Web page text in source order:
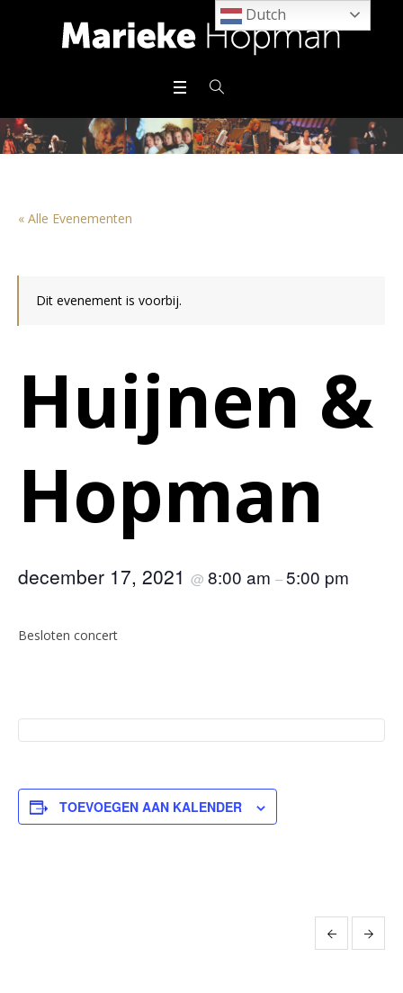
« Alle Evenementen
Dit evenement is voorbij.
Huijnen &
Hopman
december 17, 2021 @ 8:00 am –5:00 pm
Besloten concert
TOEVOEGEN AAN KALENDER
Dutch